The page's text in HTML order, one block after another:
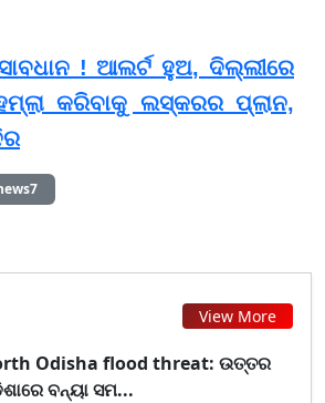
! ଆଲର୍ଟ ହୁଅ, ଦିଲ୍ଲୀରେ
କରିବାକୁ ଲସ୍କରର ପ୍ଲାନ,
View More
Odisha flood threat: ଉତ୍ତର
ବନ୍ୟା ସମ...